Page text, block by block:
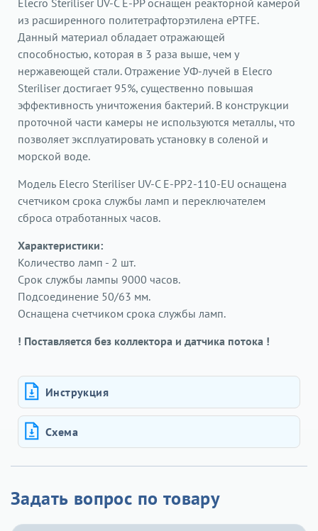
из расширенного политетрафторэтилена ePTFE.
Данный материал обладает отражающей
способностью, которая в 3 раза выше, чем у
нержавеющей стали. Отражение УФ-лучей в Elecro
Steriliser достигает 95%, существенно повышая
эффективность уничтожения бактерий. В конструкции
проточной части камеры не используются металлы, что
позволяет эксплуатировать установку в соленой и
морской воде.
Модель Elecro Steriliser UV-C E-PP2-110-EU оснащена
счетчиком срока службы ламп и переключателем
сброса отработанных часов.
Характеристики:
Количество ламп - 2 шт.
Срок службы лампы 9000 часов.
Подсоединение 50/63 мм.
Оснащена счетчиком срока службы ламп.
! Поставляется без коллектора и датчика потока !
Инструкция
Схема
Задать вопрос по товару